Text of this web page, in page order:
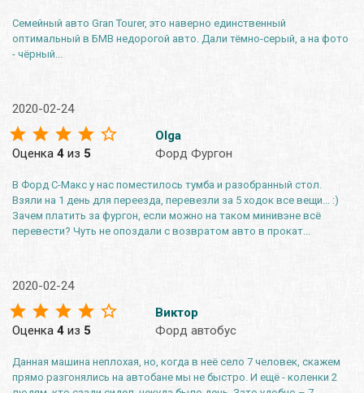
Семейный авто Gran Tourer, это наверно единственный
оптимальный в БМВ недорогой авто. Дали тёмно-серый, а на фото
- чёрный...
2020-02-24
Оценка 4 из 5
Olga
Форд Фургон
В Форд С-Макс у нас поместилось тумба и разобранный стол.
Взяли на 1 день для переезда, перевезли за 5 ходок все вещи... :)
Зачем платить за фургон, если можно на таком минивэне всё
перевести? Чуть не опоздали с возвратом авто в прокат...
2020-02-24
Оценка 4 из 5
Виктор
Форд автобус
Данная машина неплохая, но, когда в неё село 7 человек, скажем
прямо разгонялись на автобане мы не быстро. И ещё - коленки 2